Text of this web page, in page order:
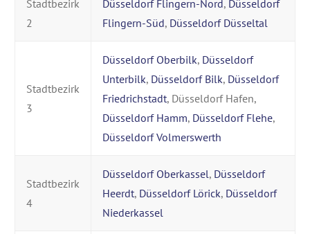
Stadtbezirk
2
Düsseldorf Flingern-Nord, Düsseldorf
Flingern-Süd, Düsseldorf Düsseltal
Stadtbezirk
3
Düsseldorf Oberbilk, Düsseldorf
Unterbilk, Düsseldorf Bilk, Düsseldorf
Friedrichstadt, Düsseldorf Hafen,
Düsseldorf Hamm, Düsseldorf Flehe,
Düsseldorf Volmerswerth
Stadtbezirk
4
Düsseldorf Oberkassel, Düsseldorf
Heerdt, Düsseldorf Lörick, Düsseldorf
Niederkassel